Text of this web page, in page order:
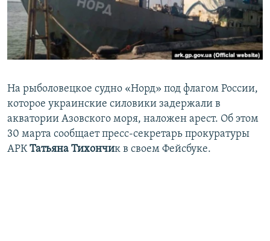
ПОБЕДИТЕЛЕЙ НЕ СУДЯТ?
КРЫМ.НЕПОКОРЕННЫЙ
ELIFBE
ПРИСОЕДИНЯЙТЕСЬ!
Все сайты RFE/RL
На рыболовецкое судно «Норд» под флагом России,
которое украинские силовики задержали в
акватории Азовского моря, наложен арест. Об этом
30 марта сообщает пресс-секретарь прокуратуры
АРКТатьяна Тихончик в своем Фейсбуке.